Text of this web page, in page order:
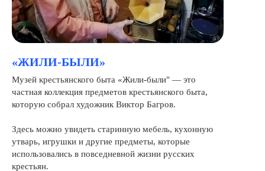
«ЖИЛИ-БЫЛИ»
Музей крестьянского быта «Жили-были" — это
частная коллекция предметов крестьянского быта,
которую собрал художник Виктор Багров.
Здесь можно увидеть старинную мебель, кухонную
утварь, игрушки и другие предметы, которые
использовались в повседневной жизни русских
крестьян.